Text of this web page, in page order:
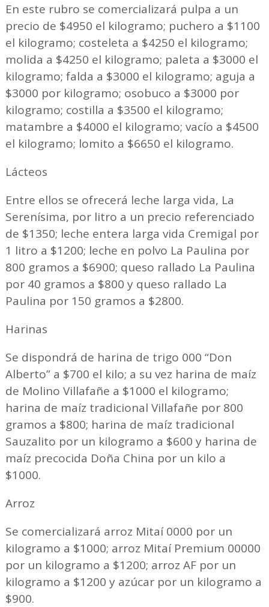
En este rubro se comercializará pulpa a un
precio de $4950 el kilogramo; puchero a $1100
el kilogramo; costeleta a $4250 el kilogramo;
molida a $4250 el kilogramo; paleta a $3000 el
kilogramo; falda a $3000 el kilogramo; aguja a
$3000 por kilogramo; osobuco a $3000 por
kilogramo; costilla a $3500 el kilogramo;
matambre a $4000 el kilogramo; vacío a $4500
el kilogramo; lomito a $6650 el kilogramo.
Lácteos
Entre ellos se ofrecerá leche larga vida, La
Serenísima, por litro a un precio referenciado
de $1350; leche entera larga vida Cremigal por
1 litro a $1200; leche en polvo La Paulina por
800 gramos a $6900; queso rallado La Paulina
por 40 gramos a $800 y queso rallado La
Paulina por 150 gramos a $2800.
Harinas
Se dispondrá de harina de trigo 000 “Don
Alberto” a $700 el kilo; a su vez harina de maíz
de Molino Villafañe a $1000 el kilogramo;
harina de maíz tradicional Villafañe por 800
gramos a $800; harina de maíz tradicional
Sauzalito por un kilogramo a $600 y harina de
maíz precocida Doña China por un kilo a
$1000.
Arroz
Se comercializará arroz Mitaí 0000 por un
kilogramo a $1000; arroz Mitaí Premium 00000
por un kilogramo a $1200; arroz AF por un
kilogramo a $1200 y azúcar por un kilogramo a
$900.